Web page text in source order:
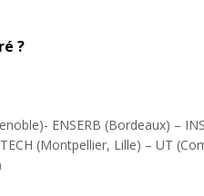
?
ENSERB (Bordeaux) –
(Montpellier, Lille) – UT